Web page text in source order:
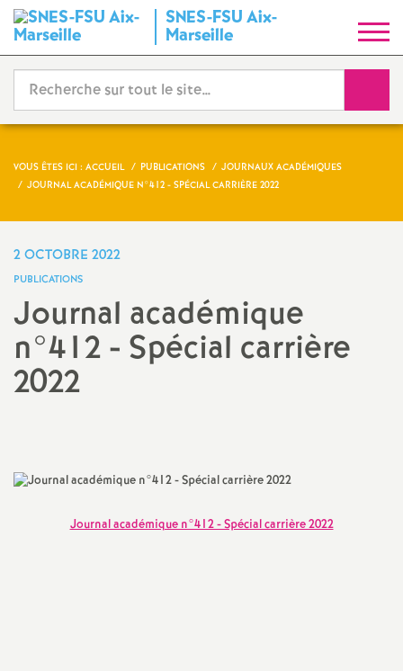
SNES-FSU Aix-
Marseille
y
n
d
i
a
t
t
i
VOUS ÊTES ICI : ACCUEIL PUBLICATIONS
JOURNAUX ACADÉMIQUES
JOURNAL ACADÉMIQUE N°412 - SPÉCIAL CARRIÈRE 2022
2 OCTOBRE 2022
PUBLICATIONS
Journal académique
n°412 - Spécial carrière
2022
Journal académique n°412 - Spécial carrière 2022